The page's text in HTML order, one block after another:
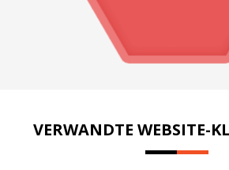
VERWANDTE WEBSITE-